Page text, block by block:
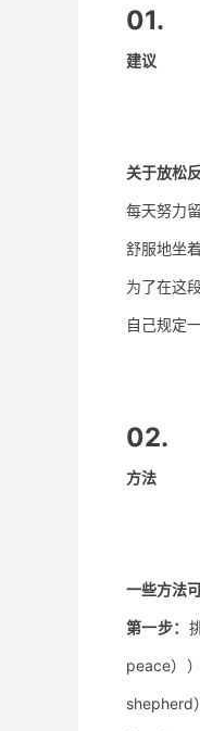
01.
建议
关于放松
每天努力
舒服地坐着
为了在这
自己规定
02.
方法
一些方法
第一步：
peace）
shepherd